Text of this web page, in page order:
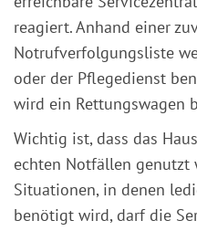
reagiert. Anhand einer
Notrufverfolgungsliste
oder der Pflegedienst
wird ein Rettungswagen
Wichtig ist, dass das
echten Notfällen genutzt
Situationen, in denen
benötigt wird, darf die